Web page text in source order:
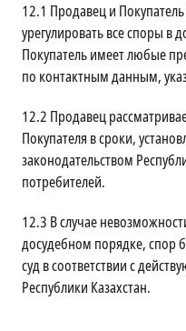
12.1 Продавец и Покупатель
урегулировать все споры в
Покупатель имеет любые
по контактным данным,
12.2 Продавец
Покупателя в сроки,
законодательством
потребителей.
12.3 В случае
досудебном порядке, спор
суд в соответствии с
Республики Казахстан.